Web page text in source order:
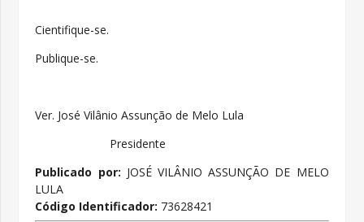
Cientifique-se.
Publique-se.
Ver. José Vilânio Assunção de Melo Lula
Presidente
Publicado por: JOSÉ VILÂNIO ASSUNÇÃO DE MELO
LULA
Código Identificador: 73628421